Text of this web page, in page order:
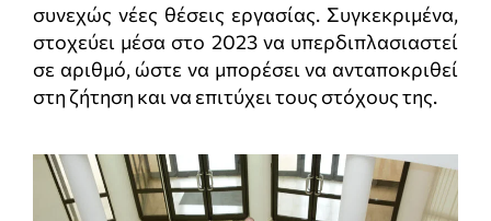
συνεχώς νέες θέσεις εργασίας. Συγκεκριμένα,
στοχεύει μέσα στο 2023 να υπερδιπλασιαστεί
σε αριθμό, ώστε να μπορέσει να ανταποκριθεί
στη ζήτηση και να επιτύχει τους στόχους της.